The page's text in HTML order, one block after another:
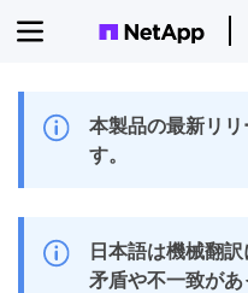
本製品の最新リ
す。
日本語は機械翻
矛盾や不一致が